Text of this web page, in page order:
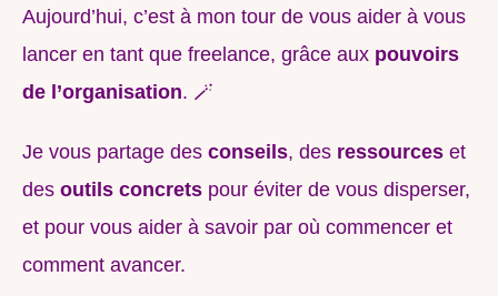
Aujourd’hui, c’est à mon tour de vous aider à vous
lancer en tant que freelance, grâce aux pouvoirs
de l’organisation. 🪄
Je vous partage des conseils, des ressources et
des outils concrets pour éviter de vous disperser,
et pour vous aider à savoir par où commencer et
comment avancer.